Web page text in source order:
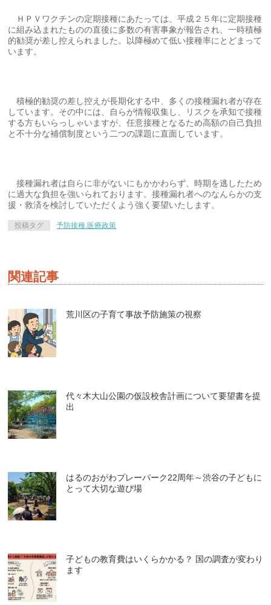
ＨＰＶワクチンの定期接種にあたっては、平成２５年に定期接種
に組み込まれたものの直後に多数の有害事象が報告され、一時積極
的勧奨が差し控えられました。以降極めて低い接種率にとどまって
います。
積極的勧奨の差し控えが長期化する中、多くの接種漏れ者が存在
しています。その中には、自らが情報収集し、リスクを承知で接種
する方もいらっしゃいますが、任意接種となるため高額の自己負担
と不十分な補償制度という二つの課題に直面しています。
接種漏れ者は自らに非がないにもかかわらず、時期を逃したため
に過大な負担を強いられております。接種漏れ者へのなんらかの支
援・救済を検討していただくよう強く要望いたします。
投稿タグ 予防接種.医療政策
関連記事
荒川区の子育て事故予防施策の視察
代々木大山公園の仮設校舎計画について要望書を提
出
はるのおがわプレーパーク22周年～渋谷の子どもに
とって大切な遊び場
子どもの教育費はいくらかかる？ 国の調査が変わり
ます